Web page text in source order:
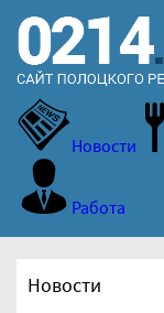
Новости
Работа
Новости